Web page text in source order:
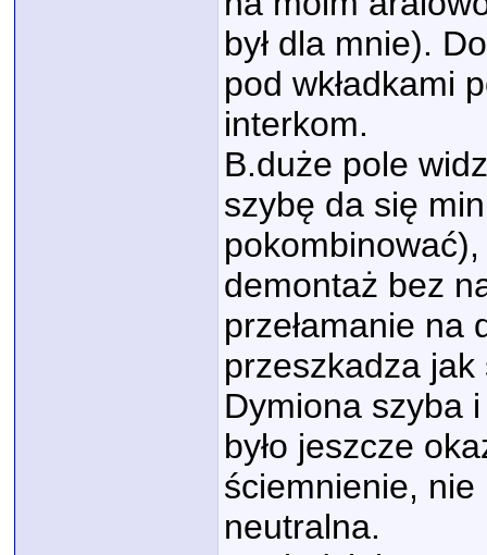
był dla mnie).
pod wkładkami
interkom.
B.duże pole
szybę da się
pokombinować),
demontaż bez
przełamanie na
przeszkadza
Dymiona szyba
było jeszcze
ściemnienie,
neutralna.